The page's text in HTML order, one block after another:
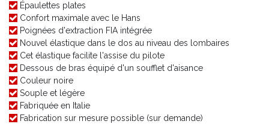
Épaulettes plates
Confort maximale avec le Hans
Poignées d'extraction FIA intégrée
Nouvel élastique dans le dos au niveau des lombaires
Cet élastique facilite l'assise du pilote
Dessous de bras équipé d'un soufflet d'aisance
Couleur noire
Souple et légère
Fabriquée en Italie
Fabrication sur mesure possible (sur demande)